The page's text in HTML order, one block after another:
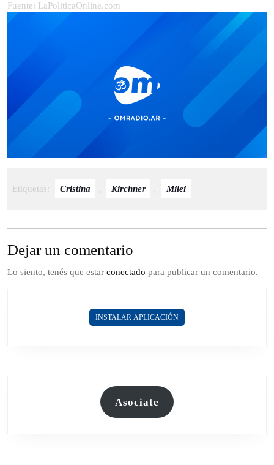
Fuente: LaPoliticaOnline.com
Etiquetas: Cristina , Kirchner , Milei
Dejar un comentario
Lo siento, tenés que estar conectado para publicar un comentario.
INSTALAR APLICACIÓN
Asociate